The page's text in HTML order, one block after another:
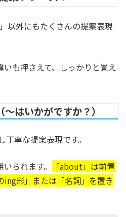
以外にもたくさんの提案表現
も押さえて、しっかりと覚え
はいかがですか？）
丁寧な提案表現です。
られます。
「about」は前置
ing形」 または 「名詞」 を置き